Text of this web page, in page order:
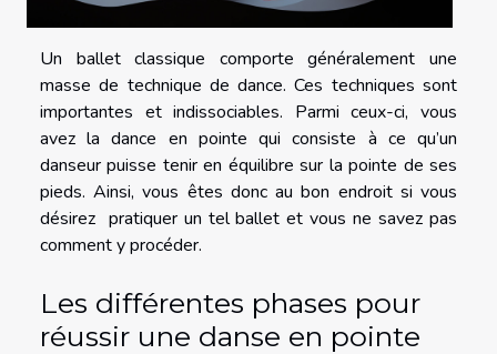
Un ballet classique comporte généralement une
masse de technique de dance. Ces techniques sont
importantes et indissociables. Parmi ceux-ci, vous
avez la dance en pointe qui consiste à ce qu’un
danseur puisse tenir en équilibre sur la pointe de ses
pieds. Ainsi, vous êtes donc au bon endroit si vous
désirez pratiquer un tel ballet et vous ne savez pas
comment y procéder.
Les différentes phases pour
réussir une danse en pointe